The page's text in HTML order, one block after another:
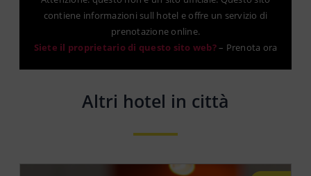
contiene informazioni sull hotel e offre un servizio di
prenotazione online.
Siete il proprietario di questo sito web?– Prenota ora
Altri hotel in città